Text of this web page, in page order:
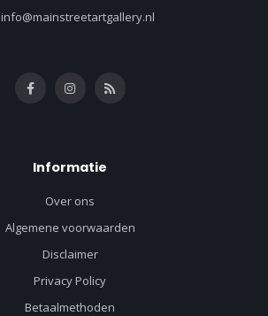
info@mainstreetartgallery.nl
Informatie
Over ons
Algemene voorwaarden
Disclaimer
Privacy Policy
Betaalmethoden